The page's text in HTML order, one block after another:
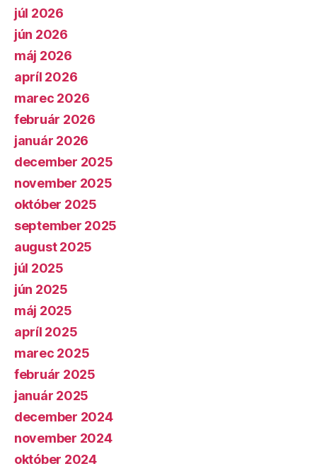
júl 2026
jún 2026
máj 2026
apríl 2026
marec 2026
február 2026
január 2026
december 2025
november 2025
október 2025
september 2025
august 2025
júl 2025
jún 2025
máj 2025
apríl 2025
marec 2025
február 2025
január 2025
december 2024
november 2024
október 2024